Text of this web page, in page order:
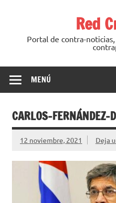
Red
Portal de contra-
MENÚ
CARLOS-FERNÁNDEZ-
12 noviembre, 2021 Deja